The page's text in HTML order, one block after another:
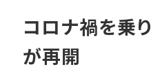
コロナ禍を乗
が再開